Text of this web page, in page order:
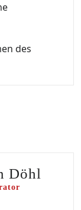
des
Döhl